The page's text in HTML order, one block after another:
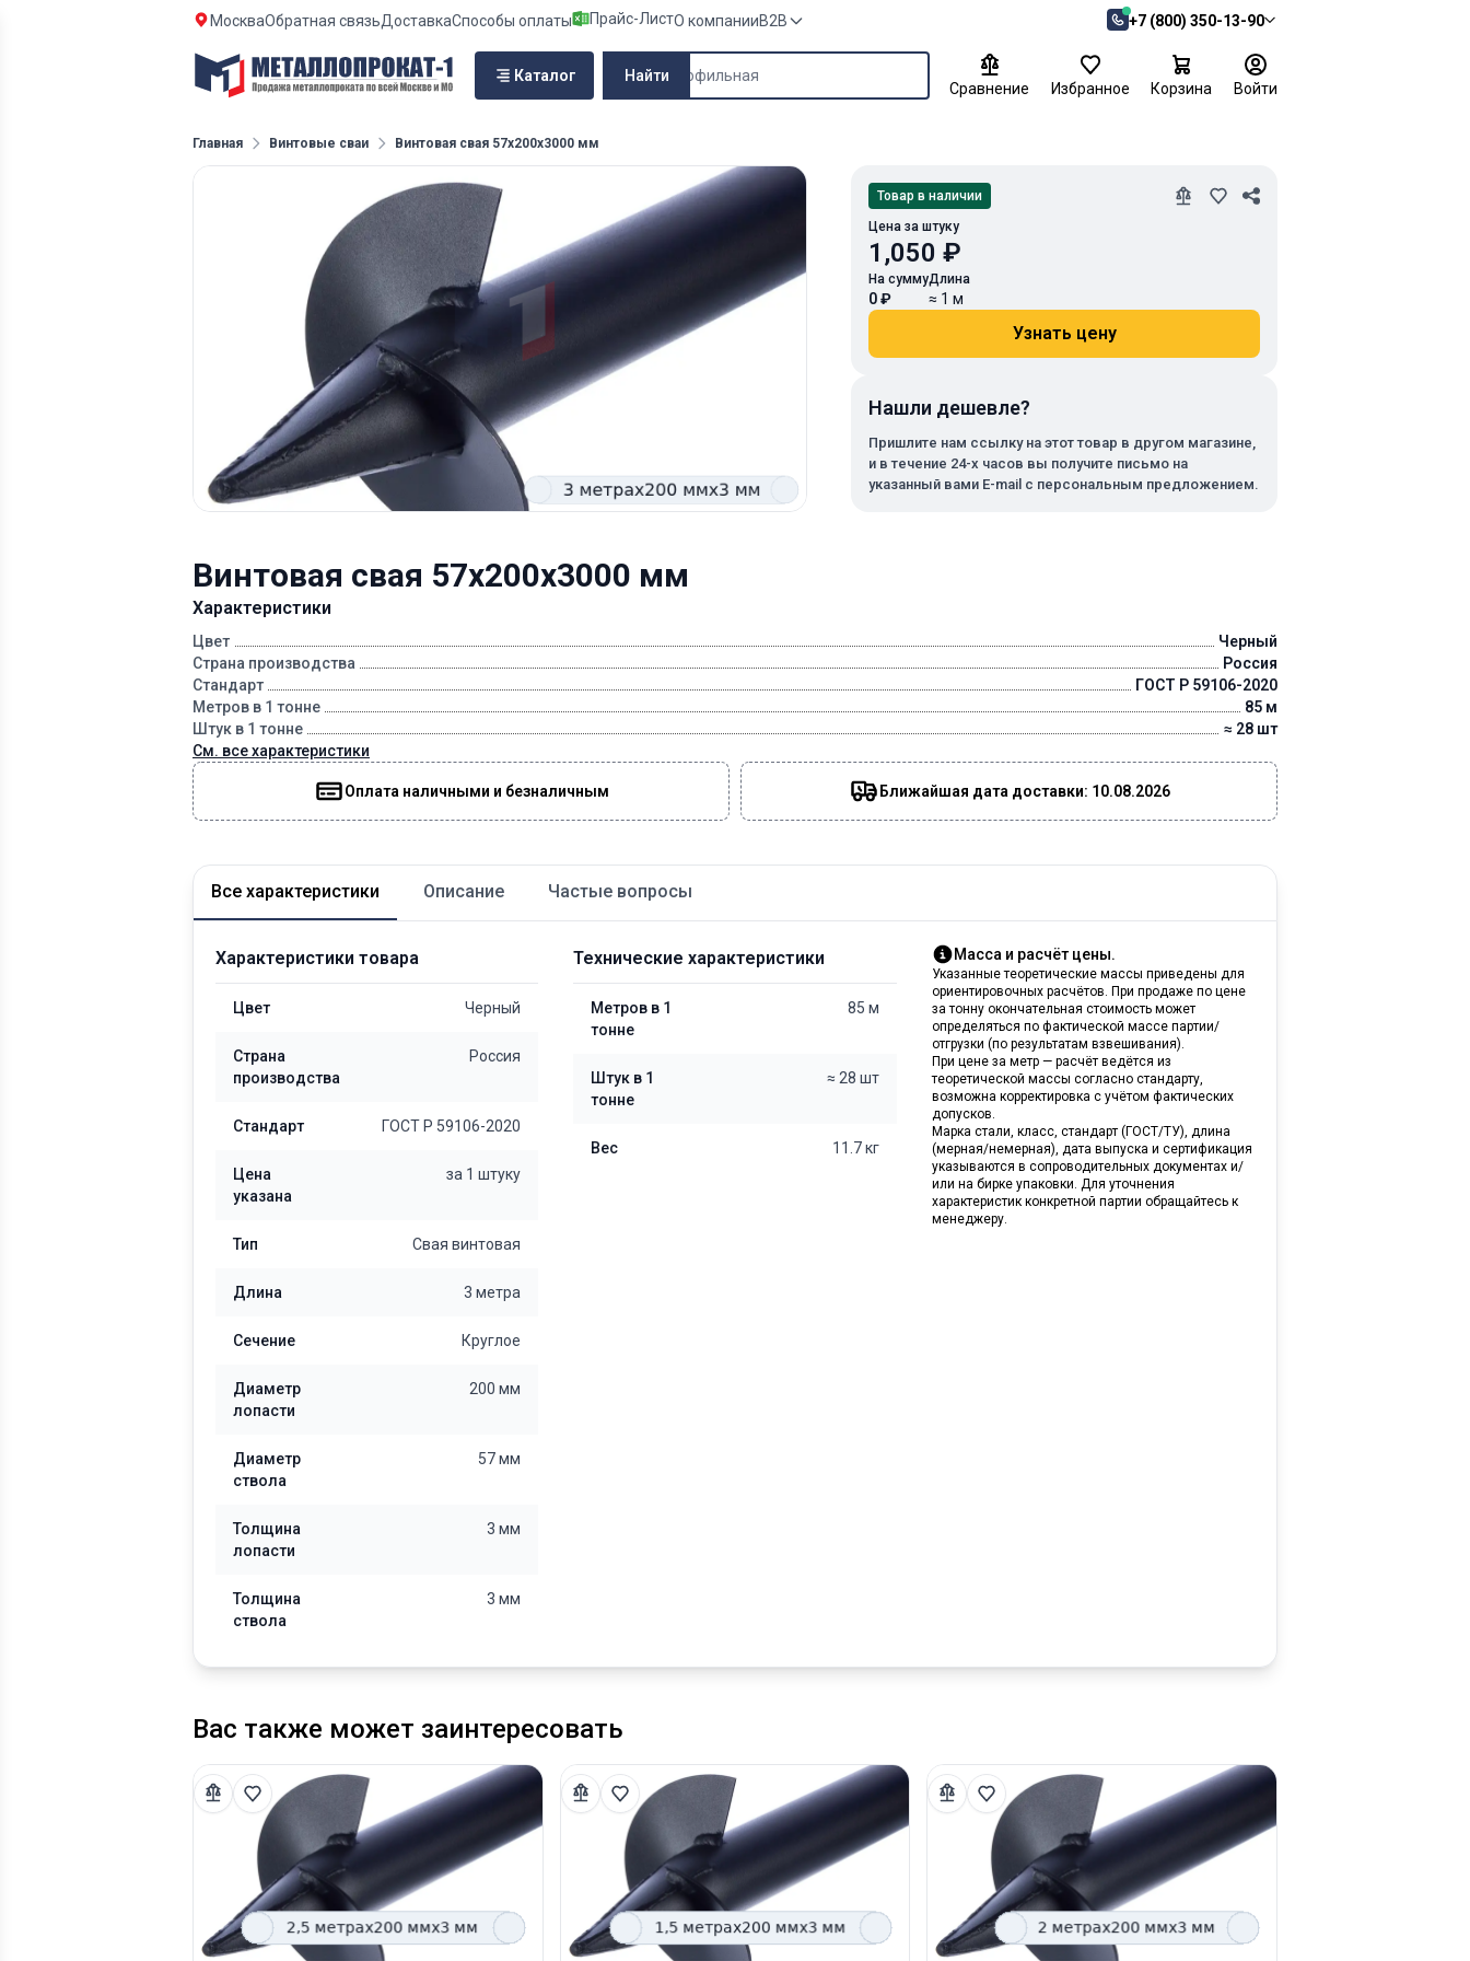
МоскваОбратная связьДоставкаСпособы оплаты Прайс-ЛистО компанииB2B +7 (800) 350-13-90
Каталог Найти
Сравнение Избранное Корзина Войти
Главная Винтовые сваи Винтовая свая 57х200х3000 мм
Винтовая свая 57х200х3000 мм
Характеристики
Цвет
Черный
Страна производства
Россия
Стандарт
ГОСТ Р 59106-2020
Метров в 1 тонне
85 м
Штук в 1 тонне
≈ 28 шт
См. все характеристики
Оплата наличными и безналичным Ближайшая дата доставки: 10.08.2026
Товар в наличии
Цена за штуку
1,050 ₽
На сумму
0 ₽
Длина
≈ 1 м
Узнать цену
Нашли дешевле?
Пришлите нам ссылку на этот товар в другом магазине,
и в течение 24-х часов вы получите письмо на
указанный вами E-mail с персональным предложением.
Все характеристики Описание Частые вопросы
Характеристики товара
Цвет Черный
Страна
производства
Россия
Стандарт ГОСТ Р 59106-2020
Цена
указана
за 1 штуку
Тип Свая винтовая
Длина 3 метра
Сечение Круглое
Диаметр
лопасти
200 мм
Диаметр
ствола
57 мм
Толщина
лопасти
3 мм
Толщина
ствола
3 мм
Технические характеристики
Метров в 1
тонне
85 м
Штук в 1
тонне
≈ 28 шт
Вес 11.7 кг
Масса и расчёт цены.
Указанные теоретические массы приведены для
ориентировочных расчётов. При продаже по цене
за тонну окончательная стоимость может
определяться по фактической массе партии/
отгрузки (по результатам взвешивания).
При цене за метр — расчёт ведётся из
теоретической массы согласно стандарту,
возможна корректировка с учётом фактических
допусков.
Марка стали, класс, стандарт (ГОСТ/ТУ), длина
(мерная/немерная), дата выпуска и сертификация
указываются в сопроводительных документах и/
или на бирке упаковки. Для уточнения
характеристик конкретной партии обращайтесь к
менеджеру.
Вас также может заинтересовать